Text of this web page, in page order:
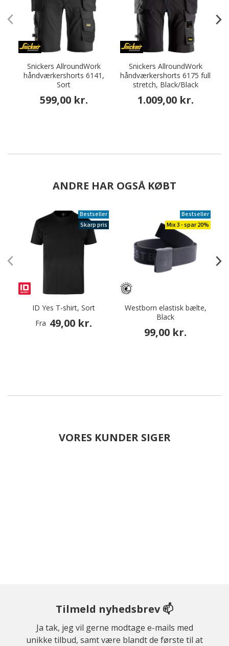
Snickers AllroundWork
håndværkershorts 6141,
Sort
599,00 kr.
Snickers AllroundWork
håndværkershorts 6175 full
stretch, Black/Black
1.009,00 kr.
ANDRE HAR OGSÅ KØBT
Bestseller
Skarp pris
ID Yes T-shirt, Sort
Fra 49,00 kr.
Bestseller
Mix 3 - spar 20%
Westborn elastisk bælte,
Black
99,00 kr.
VORES KUNDER SIGER
Tilmeld nyhedsbrev 📫
Ja tak, jeg vil gerne modtage e-mails med
unikke tilbud, samt være blandt de første til at